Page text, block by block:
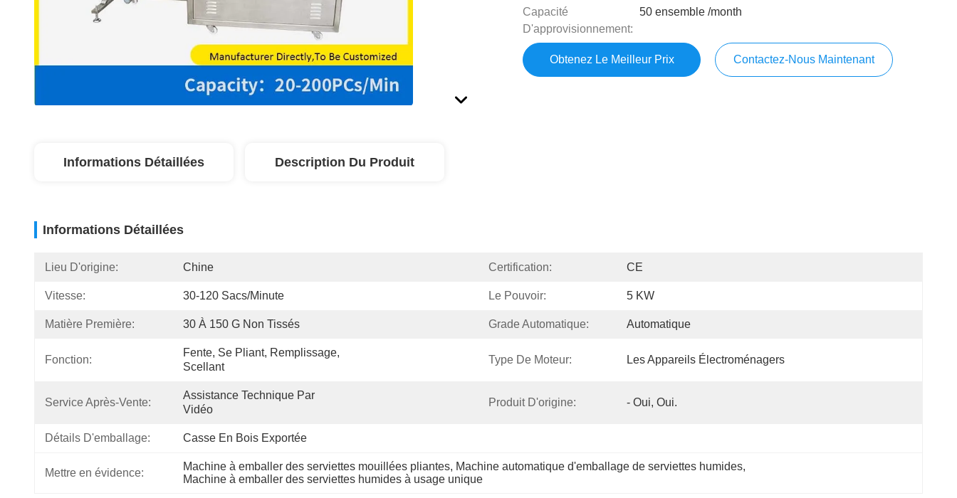
Capacité
D'approvisionnement:
50 ensemble /month
Obtenez Le Meilleur Prix Contactez-Nous Maintenant
Informations Détaillées Description Du Produit
Informations Détaillées
Lieu D'origine: Chine Certification: CE
Vitesse: 30-120 Sacs/minute Le Pouvoir: 5 KW
Matière Première: 30 À 150 G Non Tissés Grade Automatique: Automatique
Fonction:
Fente, Se Pliant, Remplissage,
Scellant
Type De Moteur: Les Appareils Électroménagers
Service Après-Vente:
Assistance Technique Par
Vidéo
Produit D'origine: - Oui, Oui.
Détails D'emballage: Casse En Bois Exportée
Mettre en évidence:
Machine à emballer des serviettes mouillées pliantes, Machine automatique d'emballage de serviettes humides,
Machine à emballer des serviettes humides à usage unique